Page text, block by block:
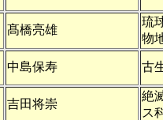
髙橋亮雄
琉
物
中島保寿 古
吉田将崇
絶
ス